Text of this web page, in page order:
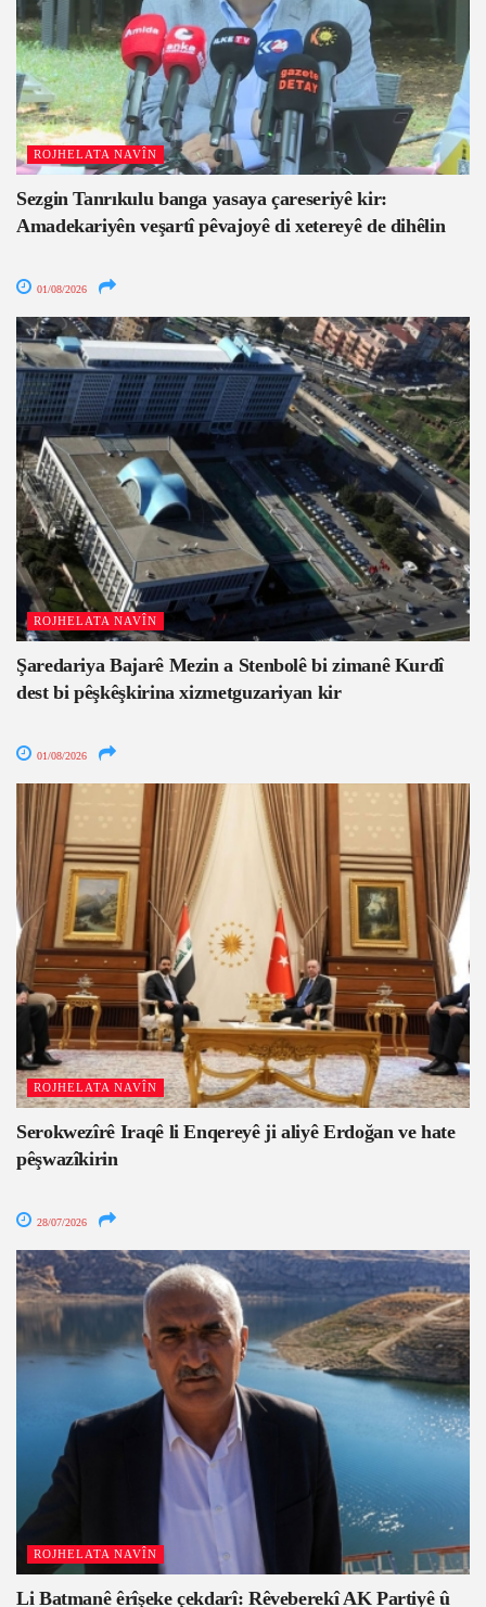
ROJHELATA NAVÎN
Sezgin Tanrıkulu banga yasaya çareseriyê kir:
Amadekariyên veşartî pêvajoyê di xetereyê de dihêlin
01/08/2026
ROJHELATA NAVÎN
Şaredariya Bajarê Mezin a Stenbolê bi zimanê Kurdî
dest bi pêşkêşkirina xizmetguzariyan kir
01/08/2026
ROJHELATA NAVÎN
Serokwezîrê Iraqê li Enqereyê ji aliyê Erdoğan ve hate
pêşwazîkirin
28/07/2026
ROJHELATA NAVÎN
Li Batmanê êrîşeke çekdarî: Rêveberekî AK Partiyê û